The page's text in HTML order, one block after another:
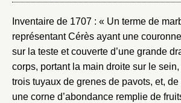
Inventaire de 1707 : « Un terme de
représentant Cérès ayant une
sur la teste et couverte d’une grande
corps, portant la main droite sur le
trois tuyaux de grenes de pavots, et,
une corne d’abondance remplie de